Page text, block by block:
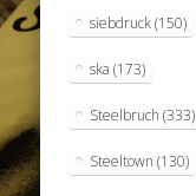
siebdruck(150)
ska (173)
Steelbruch (333)
Steeltown (130)